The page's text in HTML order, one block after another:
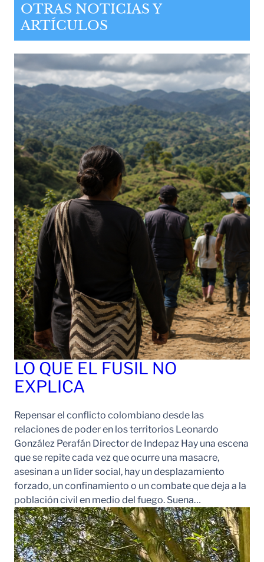
OTRAS NOTICIAS Y
ARTÍCULOS
LO QUE EL FUSIL NO
EXPLICA
Repensar el conflicto colombiano desde las
relaciones de poder en los territorios Leonardo
González Perafán Director de Indepaz Hay una escena
que se repite cada vez que ocurre una masacre,
asesinan a un líder social, hay un desplazamiento
forzado, un confinamiento o un combate que deja a la
población civil en medio del fuego. Suena…